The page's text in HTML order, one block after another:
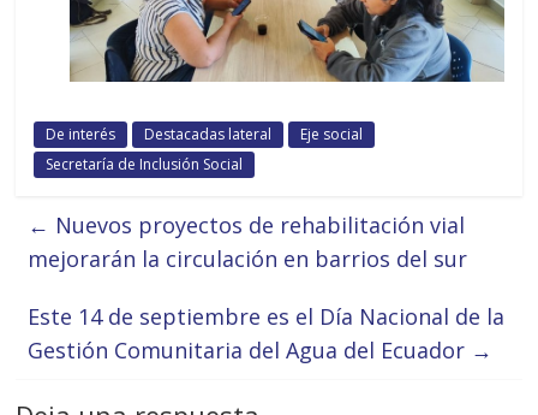
De interés Destacadas lateral
Eje social
Secretaría de Inclusión Social
← Nuevos proyectos de rehabilitación vial
mejorarán la circulación en barrios del sur
Este 14 de septiembre es el Día Nacional de la
Gestión Comunitaria del Agua del Ecuador →